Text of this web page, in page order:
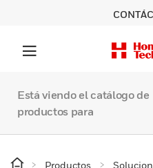
Está viendo el catálogo de
productos para
Productos